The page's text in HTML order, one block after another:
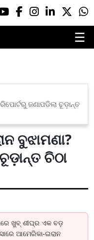
☰
ଜଣାପଡିଲା ଚୂଡ଼ାନ୍ତ
ବୁଝାମଣା?
ଚିଠା
ଖୁବ୍ ଶୀଘ୍ର ଏକ ବଡ଼
ଆମେରିକା-ଇରାନ